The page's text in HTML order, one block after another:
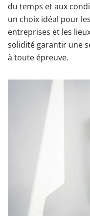
du temps et aux
un choix idéal pour
entreprises et les
solidité garantir une
à toute épreuve.